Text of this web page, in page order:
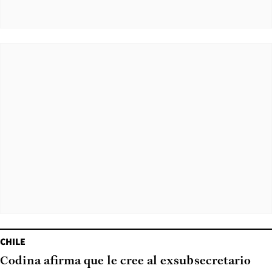
CHILE
Codina afirma que le cree al exsubsecretario